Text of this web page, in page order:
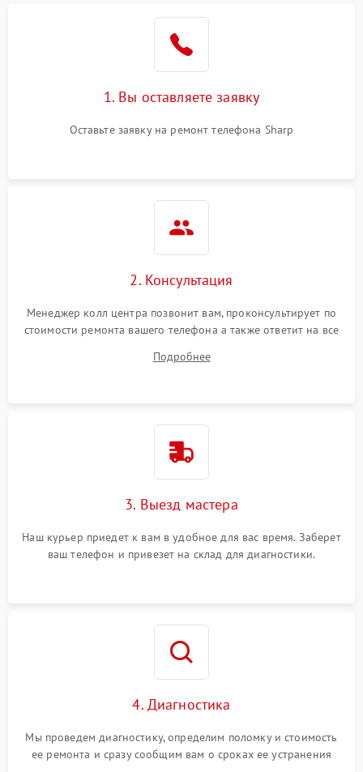
1. Вы оставляете заявку
Оставьте заявку на ремонт телефона Sharp
2. Консультация
Менеджер колл центра позвонит вам, проконсультирует по
стоимости ремонта вашего телефона а также ответит на все
Подробнее
3. Выезд мастера
Наш курьер приедет к вам в удобное для вас время. Заберет
ваш телефон и привезет на склад для диагностики.
4. Диагностика
Мы проведем диагностику, определим поломку и стоимость
ее ремонта и сразу сообщим вам о сроках ее устранения